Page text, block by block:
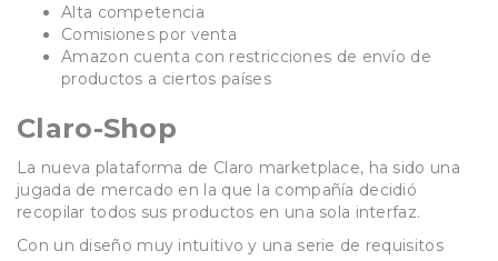
Alta competencia
Comisiones por venta
Amazon cuenta con restricciones de envío de
productos a ciertos países
Claro-Shop
La nueva plataforma de Claro marketplace, ha sido una
jugada de mercado en la que la compañía decidió
recopilar todos sus productos en una sola interfaz.
Con un diseño muy intuitivo y una serie de requisitos